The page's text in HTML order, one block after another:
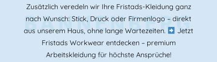
Zusätzlich veredeln wir Ihre Fristads-Kleidung ganz
nach Wunsch: Stick, Druck oder Firmenlogo – direkt
aus unserem Haus, ohne lange Wartezeiten.
Jetzt
Fristads Workwear entdecken – premium
Arbeitskleidung für höchste Ansprüche!
BANNENBERG